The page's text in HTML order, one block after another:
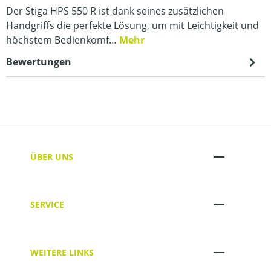
Der Stiga HPS 550 R ist dank seines zusätzlichen
Handgriffs die perfekte Lösung, um mit Leichtigkeit und
höchstem Bedienkomf… Mehr
Bewertungen
ÜBER UNS
SERVICE
WEITERE LINKS